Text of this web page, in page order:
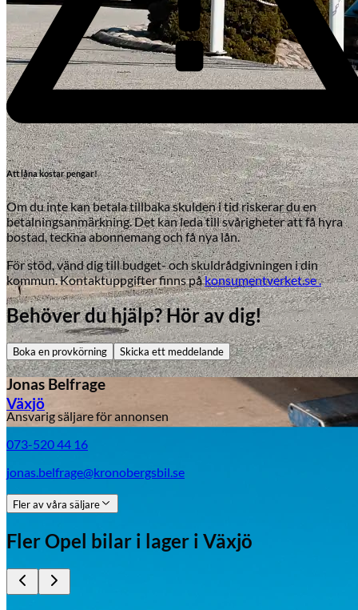
Mazda
Byte av vindruta
Växjö
Att låna kostar pengar!
Om du inte kan betala tillbaka skulden i tid riskerar du en
betalningsanmärkning. Det kan leda till svårigheter att få hyra
bostad, teckna abonnemang och få nya lån.
För stöd, vänd dig till budget- och skuldrådgivningen i din
kommun. Kontaktuppgifter finns påkonsumentverket.se .
Behöver du hjälp? Hör av dig!
Boka en provkörning Skicka ett meddelande
Jonas Belfrage
Ansvarig säljare för annonsen
073-520 44 16
jonas.belfrage@kronobergsbil.se
Fler av våra säljare
FlerOpel bilar i lager i Växjö